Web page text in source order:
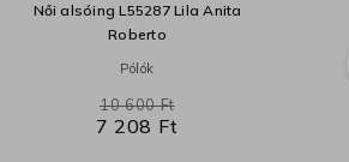
Női alsóing L55287 Lila Anita
Roberto
Pólók
7 208 Ft
10 600 Ft